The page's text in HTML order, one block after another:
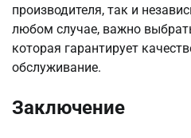
производителя, так и
любом случае, важно
которая гарантирует
обслуживание.
Заключение